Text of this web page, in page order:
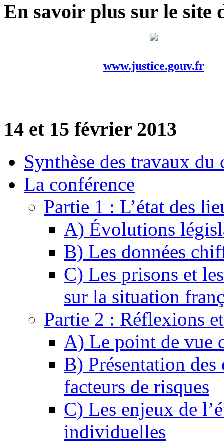
En savoir plus sur le site
www.justice.gouv.fr
14 et 15 février 2013
Synthèse des travaux
La conférence
Partie 1 : L’état des
A) Évolutions
B) Les données
C) Les prisons et
sur la situation
Partie 2 : Réflexions
A) Le point de vue
B) Présentation des
facteurs de risques
C) Les enjeux de
individuelles